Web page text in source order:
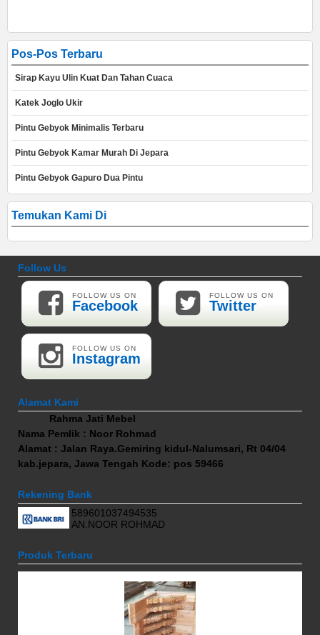
Pos-Pos Terbaru
Sirap Kayu Ulin Kuat Dan Tahan Cuaca
Katek Joglo Ukir
Pintu Gebyok Minimalis Terbaru
Pintu Gebyok Kamar Murah Di Jepara
Pintu Gebyok Gapuro Dua Pintu
Temukan Kami Di
Follow Us
FOLLOW US ON
Facebook
FOLLOW US ON
Twitter
FOLLOW US ON
Instagram
Alamat Kami
Rahma Jati Mebel
Nama Pemlik : Noor Rohmad
Alamat : Jalan Raya.Gemiring kidul-Nalumsari, Rt 04/04
kab.jepara, Jawa Tengah Kode: pos 59466
Rekening Bank
589601037494535
AN.NOOR ROHMAD
Produk Terbaru